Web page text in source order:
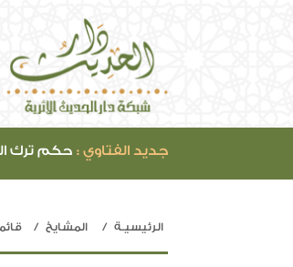
جديد الفتاوي : حكم ترك
الرئيسيـة المشايخ